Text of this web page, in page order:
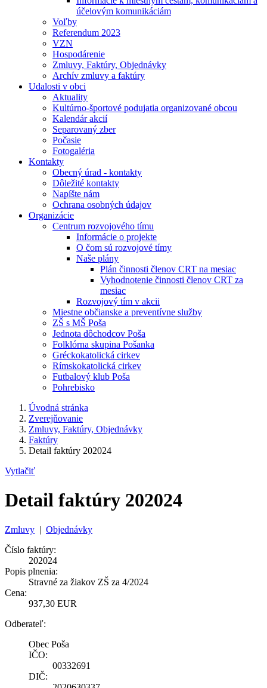
účelovým komunikáciám
Voľby
Referendum 2023
VZN
Hospodárenie
Zmluvy, Faktúry, Objednávky
Archív zmluvy a faktúry
Udalosti v obci
Aktuality
Kultúrno-športové podujatia organizované obcou
Kalendár akcií
Separovaný zber
Počasie
Fotogaléria
Kontakty
Obecný úrad - kontakty
Dôležité kontakty
Napíšte nám
Ochrana osobných údajov
Organizácie
Centrum rozvojového tímu
Informácie o projekte
O čom sú rozvojové tímy
Naše plány
Plán činnosti členov CRT na mesiac
Vyhodnotenie činnosti členov CRT za
mesiac
Rozvojový tím v akcii
Miestne občianske a preventívne služby
ZŠ s MŠ Poša
Jednota dôchodcov Poša
Folklórna skupina Pošanka
Gréckokatolická cirkev
Rímskokatolická cirkev
Futbalový klub Poša
Pohrebisko
Úvodná stránka
Zverejňovanie
Zmluvy, Faktúry, Objednávky
Faktúry
Detail faktúry 202024
Vytlačiť
Detail faktúry 202024
Zmluvy | Objednávky
Číslo faktúry:
202024
Popis plnenia:
Stravné za žiakov ZŠ za 4/2024
Cena:
937,30 EUR
Odberateľ:
Obec Poša
IČO:
00332691
DIČ: